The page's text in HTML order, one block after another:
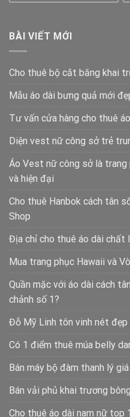
BÀI VIẾT MỚI
Cho thuê bộ cắt băng khai
Mẫu áo dài bưng quả mới
Tư vấn cửa hàng cho thuê
Diện vest nữ công sở trẻ
Áo Vest nữ công sở là trang
và hiện đại
Cho thuê Hanbok cách tân
Shop
Địa chỉ cho thuê áo dài chất
Mua trang phục Hawaii và
Quần mặc với áo dài cách
chảnh số 1?
Đỗ Mỹ Linh tôn vinh nét đẹp
Có 1 điểm thuê múa belly
Bán máy bộ đàm thanh lý
Bán vải phủ khai trương
Cho thuê áo dài nam nữ top